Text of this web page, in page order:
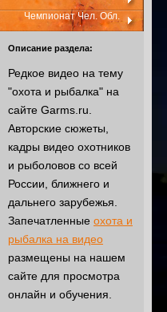
Чемпионат Чел. Обл.
Описание раздела:
Редкое видео на тему
"охота и рыбалка" на
сайте Garms.ru.
Авторские сюжеты,
кадры видео охотников
и рыболовов со всей
России, ближнего и
дальнего зарубежья.
Запечатленные охота и
рыбалка на видео
размещены на нашем
сайте для просмотра
онлайн и обучения.